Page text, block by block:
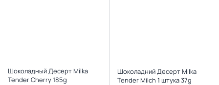
Шоколадный Десерт Milka
Tender Cherry 185g
Шоколадний Десерт Milka
Tender Milch 1 штука 37g